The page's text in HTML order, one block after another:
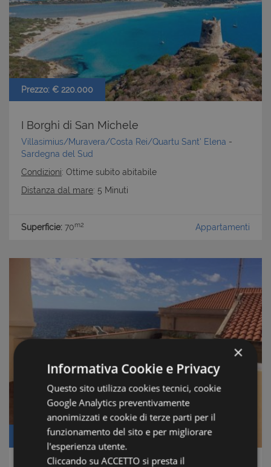
Prezzo: € 220.000
I Borghi di San Michele
Villasimius/Muravera/Costa Rei/Quartu Sant' Elena -
Sardegna del Sud
Condizioni: Ottime subito abitabile
Distanza dal mare: 5 Minuti
Superficie: 70m2 Appartamenti
Prezzo: € 250.000
×
Informativa Cookie e Privacy
Questo sito utilizza cookies tecnici, cookie
Google Analytics preventivamente
anonimizzati e cookie di terze parti per il
funzionamento del sito e per migliorare
l'esperienza utente.
Cliccando su ACCETTO si presta il